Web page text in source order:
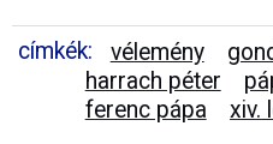
címkék: vélemény
harrach péter
ferenc pápa
xiv.